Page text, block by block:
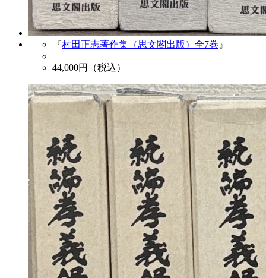
『村田正志著作集（思文閣出版）全7巻 』
44,000円（税込）